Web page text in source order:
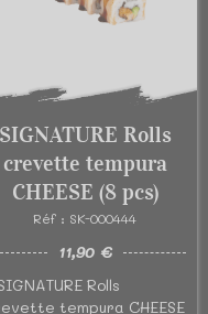
SIGNATURE Rolls
crevette tempura
CHEESE (8 pcs)
Réf : SK-000444
11,90 €
Rolls
tempura CHEESE